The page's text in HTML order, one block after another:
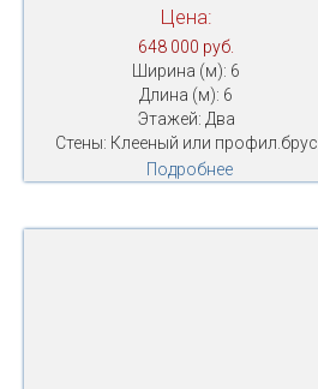
Цена:
648 000 руб.
Ширина (м): 6
Длина (м): 6
Этажей: Два
Стены: Клееный или профил.брус
Подробнее